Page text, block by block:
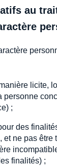
au
licite,
personne
;
des
et ne pas être
finalités) ;